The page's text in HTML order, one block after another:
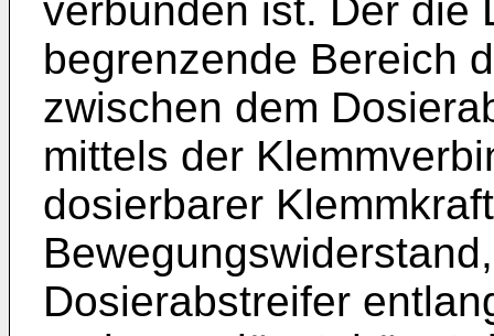
verbunden ist. Der die
begrenzende Bereich
zwischen dem
mittels der
dosierbarer
Dosierabstreifer